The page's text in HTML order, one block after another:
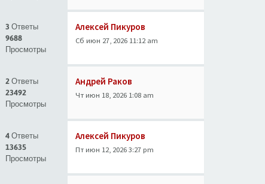
3 Ответы
9688
Просмотры
Алексей Пикуров
Сб июн 27, 2026 11:12 am
2 Ответы
23492
Просмотры
Андрей Раков
Чт июн 18, 2026 1:08 am
4 Ответы
13635
Просмотры
Алексей Пикуров
Пт июн 12, 2026 3:27 pm